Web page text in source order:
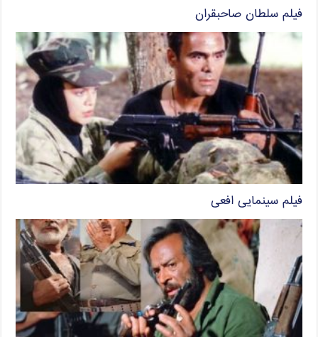
فیلم سلطان صاحبقران
فیلم سینمایی افعی